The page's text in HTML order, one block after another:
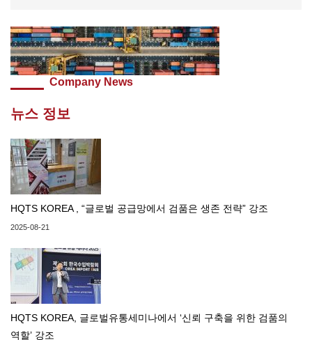
Company News
뉴스 정보
HQTS KOREA , “글로벌 공급망에서 검품은 생존 전략” 강조
2025-08-21
HQTS KOREA, 글로벌유통세미나에서 ‘신뢰 구축을 위한 검품의
역할’ 강조